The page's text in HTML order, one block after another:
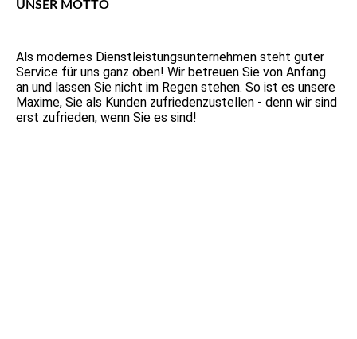
UNSER MOTTO
Als modernes Dienstleistungsunternehmen steht guter
Service für uns ganz oben! Wir betreuen Sie von Anfang
an und lassen Sie nicht im Regen stehen. So ist es unsere
Maxime, Sie als Kunden zufriedenzustellen - denn wir sind
erst zufrieden, wenn Sie es sind!